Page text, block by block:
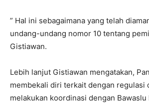
” Hal ini sebagaimana yang telah
undang-undang nomor 10 tentang
Gistiawan.
Lebih lanjut Gistiawan mengatakan,
membekali diri terkait dengan regulasi
melakukan koordinasi dengan Bawaslu